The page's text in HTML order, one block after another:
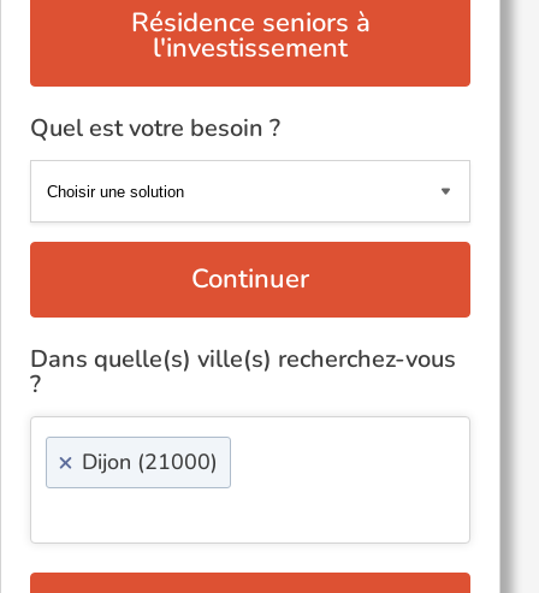
Résidence seniors à
l'investissement
Quel est votre besoin ?
Continuer
Dans quelle(s) ville(s) recherchez-vous
?
× Dijon (21000)